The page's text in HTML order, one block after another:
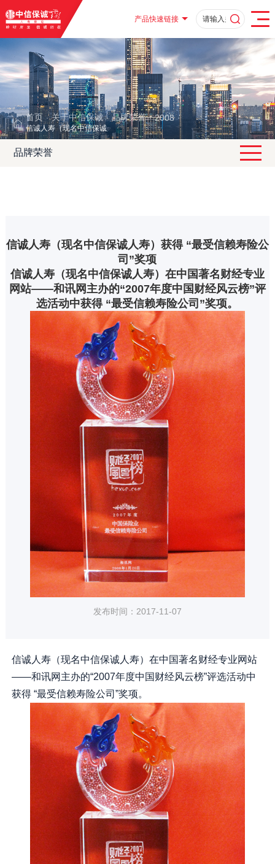
产品快速链接
首页 · 关于中信保诚 · 品牌荣誉 · 2008 ·
信诚人寿（现名中信保诚人寿）获得 “最受信赖寿险公司”奖项
品牌荣誉
信诚人寿（现名中信保诚人寿）获得 “最受信赖寿险公
司”奖项
信诚人寿（现名中信保诚人寿）在中国著名财经专业
网站——和讯网主办的“2007年度中国财经风云榜”评
选活动中获得 “最受信赖寿险公司”奖项。
发布时间：2017-11-07
信诚人寿（现名中信保诚人寿）在中国著名财经专业网站
——和讯网主办的“2007年度中国财经风云榜”评选活动中
获得 “最受信赖寿险公司”奖项。